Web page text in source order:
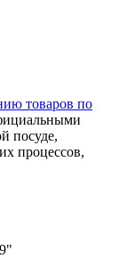
товаров по
посуде,
процессов,